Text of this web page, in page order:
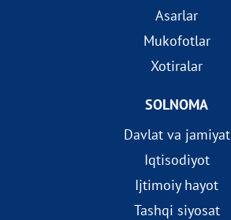
Asarlar
Mukofotlar
Xotiralar
SOLNOMA
Davlat va jamiyat
Iqtisodiyot
Ijtimoiy hayot
Tashqi siyosat